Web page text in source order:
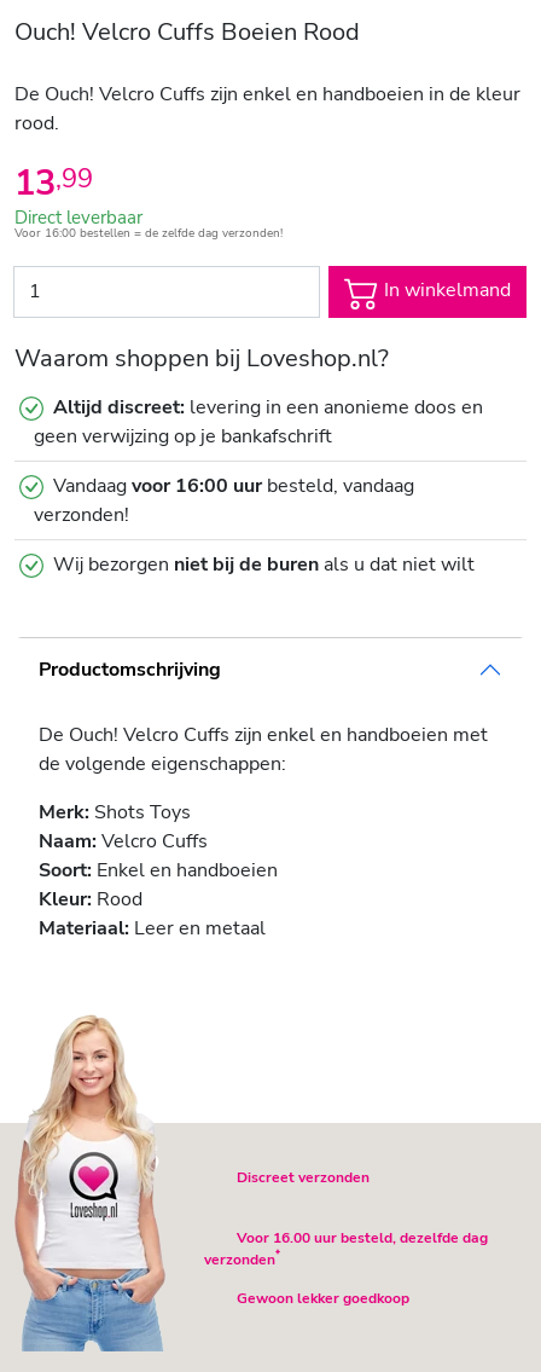
Ouch! Velcro Cuffs Boeien Rood
De Ouch! Velcro Cuffs zijn enkel en handboeien in de kleur
rood.
13,99
Direct leverbaar
Voor 16:00 bestellen = de zelfde dag verzonden!
In winkelmand
Waarom shoppen bij Loveshop.nl?
Altijd discreet: levering in een anonieme doos en
geen verwijzing op je bankafschrift
Vandaagvoor 16:00 uurbesteld, vandaag
verzonden!
Wij bezorgen niet bij de burenals u dat niet wilt
Productomschrijving
De Ouch! Velcro Cuffs zijn enkel en handboeien met
de volgende eigenschappen:
Merk: Shots Toys
Naam:Velcro Cuffs
Soort: Enkel en handboeien
Kleur: Rood
Materiaal: Leer en metaal
Discreet verzonden
Voor 16.00 uur besteld, dezelfde dag
verzonden*
Gewoon lekker goedkoop